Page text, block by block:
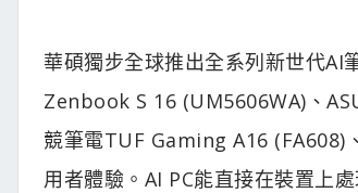
華碩獨步全球推出全系列新世代AI
Zenbook S 16 (UM5606WA)、
競筆電TUF Gaming A16 (FA608)
用者體驗。AI PC能直接在裝置上